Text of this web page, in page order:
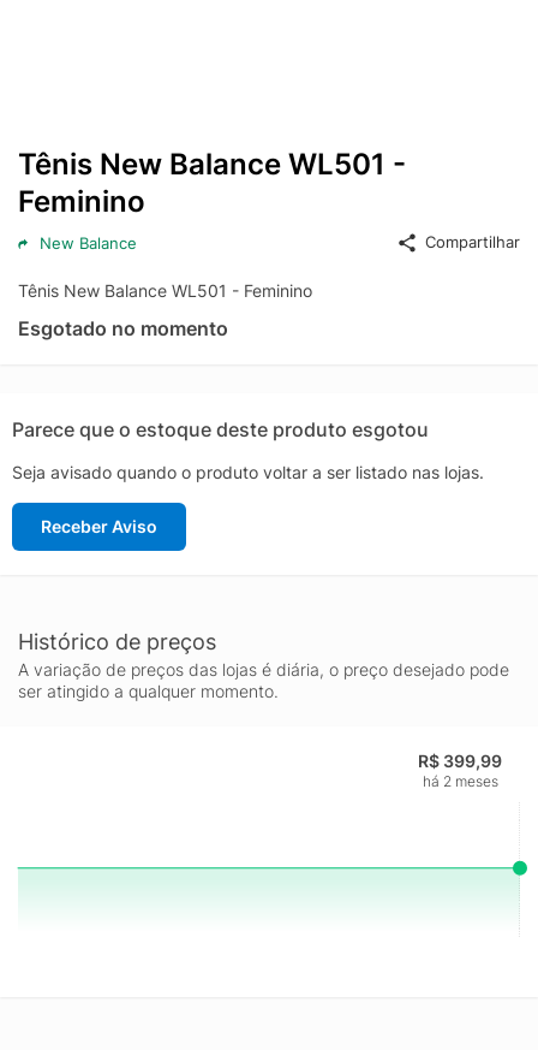
Tênis New Balance WL501 -
Feminino
New Balance Compartilhar
Tênis New Balance WL501 - Feminino
Esgotado no momento
Parece que o estoque deste produto esgotou
Seja avisado quando o produto voltar a ser listado nas lojas.
Receber Aviso
Histórico de preços
A variação de preços das lojas é diária, o preço desejado pode
ser atingido a qualquer momento.
R$ 399,99
há 2 meses